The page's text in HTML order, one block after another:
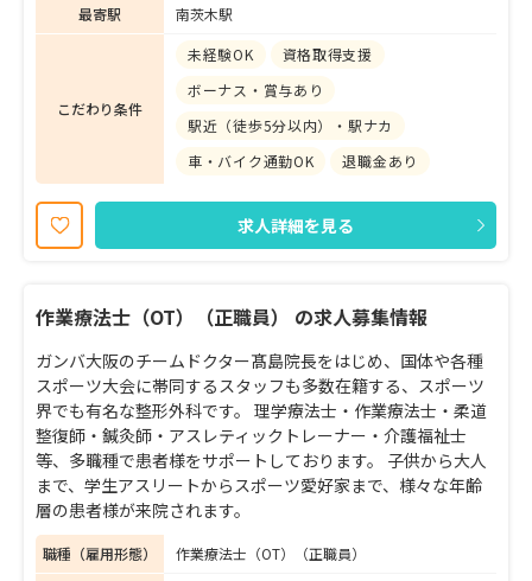
最寄駅
南茨木駅
こだわり条件
未経験OK
資格取得支援
ボーナス・賞与あり
駅近（徒歩5分以内）・駅ナカ
車・バイク通勤OK
退職金あり
求人詳細を見る
作業療法士（OT）（正職員） の求人募集情報
ガンバ大阪のチームドクター髙島院長をはじめ、国体や各種
スポーツ大会に帯同するスタッフも多数在籍する、スポーツ
界でも有名な整形外科です。 理学療法士・作業療法士・柔道
整復師・鍼灸師・アスレティックトレーナー・介護福祉士
等、多職種で患者様をサポートしております。 子供から大人
まで、学生アスリートからスポーツ愛好家まで、様々な年齢
層の患者様が来院されます。
職種（雇用形態）
作業療法士（OT）（正職員）